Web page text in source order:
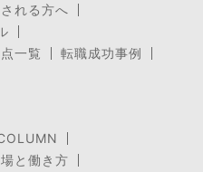
れる方へ
一覧
転職成功事例
と働き方